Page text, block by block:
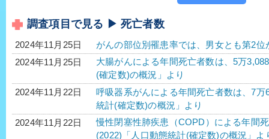
調査項目で見る ▶ 死亡者数
2024年11月25日
がんの部位別罹患率では、男女とも第2
2024年11月25日
大腸がんによる年間死亡者数は、5万
(確定数)の概況」より
2024年11月22日
呼吸器系がんによる年間死亡者数は、7
統計(確定数)の概況」より
2024年11月22日
慢性閉塞性肺疾患（COPD）による年間
(2022)「人口動態統計(確定数)の概況」よ